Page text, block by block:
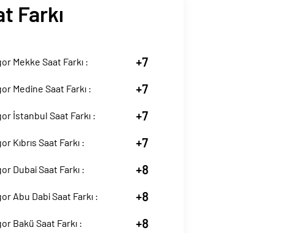
Farkı
Mekke Saat Farkı : +7
Medine Saat Farkı : +7
İstanbul Saat Farkı : +7
Kıbrıs Saat Farkı : +7
Dubai Saat Farkı : +8
Abu Dabi Saat Farkı : +8
Bakü Saat Farkı : +8